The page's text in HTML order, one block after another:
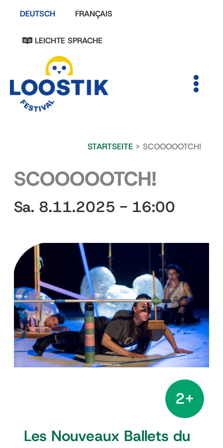
InhaltDEUTSCH FRANÇAIS
LEICHTE SPRACHE
MAIN
STARTSEITE SCOOOOOTCH!
SCOOOOOTCH!
Sa. 8.11.2025 - 16:00
2+
Les Nouveaux Ballets du